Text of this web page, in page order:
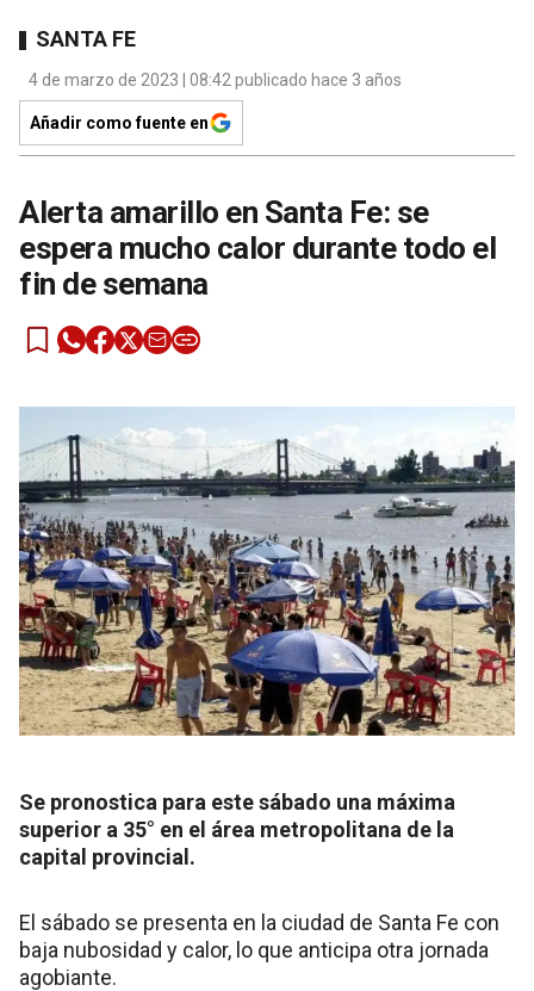
SANTA FE
4 de marzo de 2023 | 08:42 publicado hace 3 años
Añadir como fuente en
Alerta amarillo en Santa Fe: se
espera mucho calor durante todo el
fin de semana
Se pronostica para este sábado una máxima
superior a 35° en el área metropolitana de la
capital provincial.
El sábado se presenta en la ciudad de Santa Fe con
baja nubosidad y calor, lo que anticipa otra jornada
agobiante.